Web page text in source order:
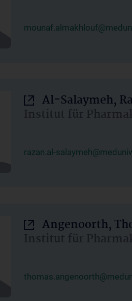
Al-Salaymeh,
Institut für
razan.al-
Angenoorth,
Institut für